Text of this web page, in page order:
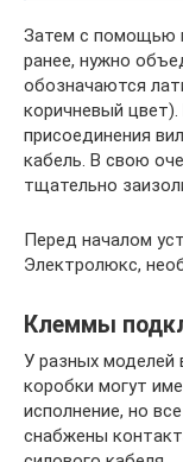
Затем с помощью
ранее, нужно
обозначаются
коричневый
присоединения
кабель. В свою
тщательно
Перед началом
Электролюкс,
Клеммы
У разных моделей
коробки могут
исполнение, но
снабжены